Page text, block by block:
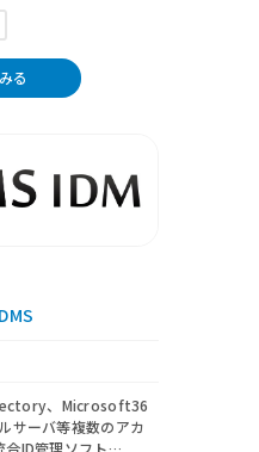
る
、Microsoft36
サーバ等複数のアカ
合ID管理ソフト…